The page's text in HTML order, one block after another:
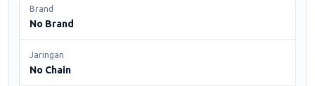
Brand
No Brand
Jaringan
No Chain